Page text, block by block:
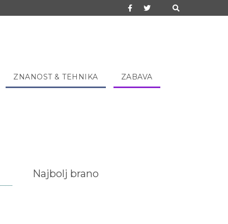
ZNANOST & TEHNIKA ZABAVA
Najbolj brano